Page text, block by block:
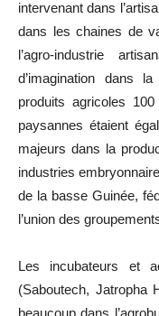
intervenant dans
dans les chaines de
l’agro-industrie
d’imagination dans
produits agricoles
paysannes étaient
majeurs dans la
industries
de la basse Guinée,
l’union des
Les incubateurs et
(Saboutech, Jatropha
beaucoup dans